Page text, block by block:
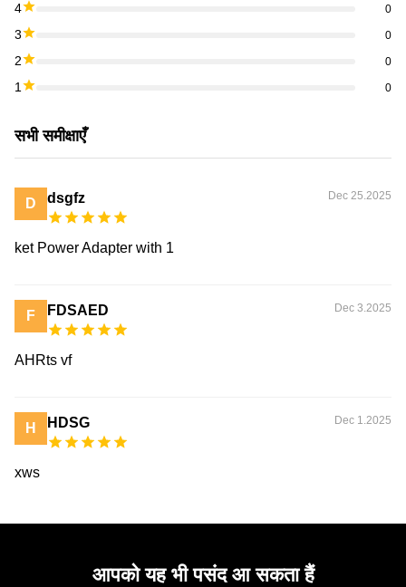
4 0
3 0
2 0
1 0
सभी समीक्षाएँ
D dsgfz Dec 25.2025
ket Power Adapter with 1
F FDSAED Dec 3.2025
AHRts vf
H HDSG Dec 1.2025
xws
आपको यह भी पसंद आ सकता हैं